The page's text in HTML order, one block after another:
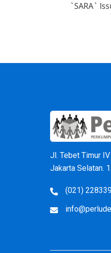
`SARA`
Jl. Tebet Timur
Jakarta Selatan.
(021)